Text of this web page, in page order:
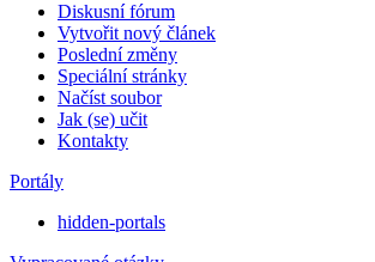
Diskusní fórum
Vytvořit nový článek
Poslední změny
Speciální stránky
Načíst soubor
Jak (se) učit
Kontakty
Portály
hidden-portals